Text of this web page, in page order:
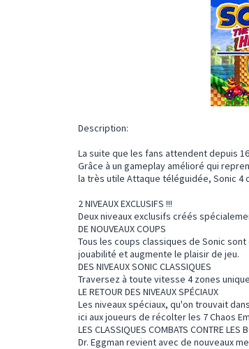
Description:
La suite que les fans attendent depuis
Grâce à un gameplay amélioré qui
la très utile Attaque téléguidée, Sonic 4
2 NIVEAUX EXCLUSIFS !!!
Deux niveaux exclusifs créés
DE NOUVEAUX COUPS
Tous les coups classiques de Sonic
jouabilité et augmente le plaisir de jeu.
DES NIVEAUX SONIC CLASSIQUES
Traversez à toute vitesse 4 zones
LE RETOUR DES NIVEAUX SPÉCIAUX
Les niveaux spéciaux, qu'on trouvait
ici aux joueurs de récolter les 7 Chaos
LES CLASSIQUES COMBATS CONTRE LES
Dr. Eggman revient avec de nouveaux